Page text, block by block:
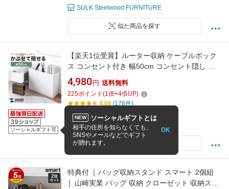
送料無料
SULK Steelwood FURNITURE
似た商品を探す
ソーシャルギフト可
【楽天1位受賞】ルーター収納 ケーブルボック
ス コンセント付き 幅50cm コンセント隠し キ
ャビネット 大型 ケース ルーター収納ボックス
収納棚 収納家具 おしゃれ スリム モデム隠し サ
イドテーブル Wi-fi隠し コードケース 木製 ルー
ター収納ラック 配線隠し 配線カバー
4,980 円 送料無料
225ポイント (1倍+4倍UP)
4.66(176件)
8/10 14:00までの注文で最短8/11お届け
サンワダイレクト楽天市場店
同じ商品を安い順で見る
特典付［ バッグ収納スタンド スマート 2個組
］山崎実業 バッグ 収納 クローゼット 収納スタ
NEW ソーシャルギフトとは
相手の住所を知らなくても、
SNSやメールなどでギフト
が贈れます。
OK